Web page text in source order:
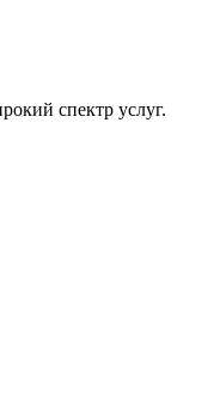
спектр услуг.